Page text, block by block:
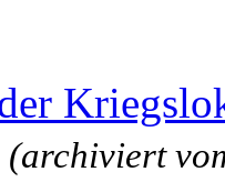
(archiviert